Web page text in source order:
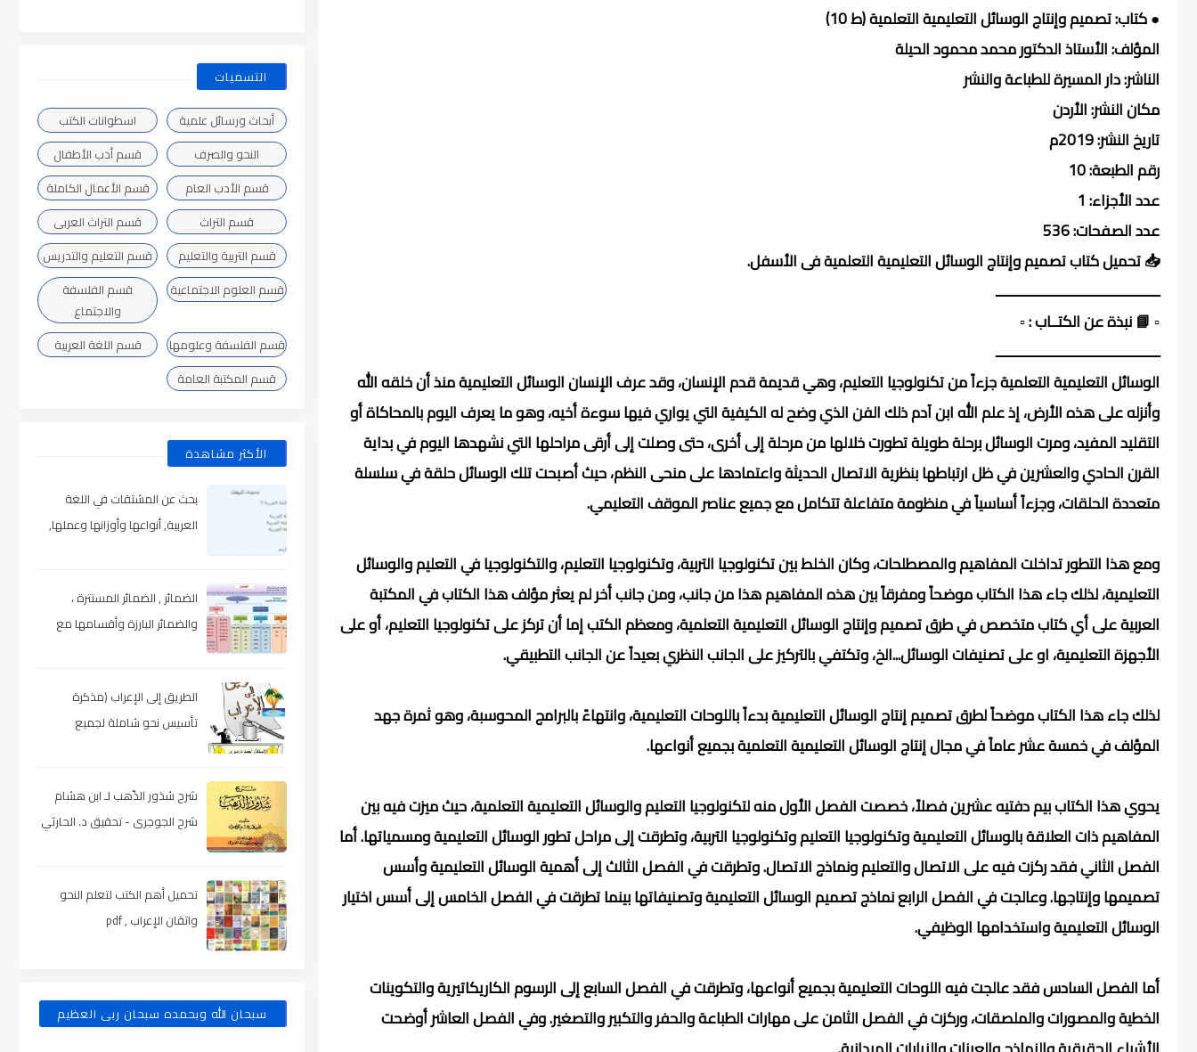
● كتاب: تصميم وإنتاج الوسائل التعليمية التعلمية (ط 10)
المؤلف: الأستاذ الدكتور محمد محمود الحيلة
الناشر: دار المسيرة للطباعة والنشر
مكان النشر: الأردن
تاريخ النشر: 2019م
رقم الطبعة: 10
عدد الأجزاء: 1
عدد الصفحات: 536
📥 تحميل كتاب تصميم وإنتاج الوسائل التعليمية التعلمية فى الأسفل.
ــــــــــــــــــــــــــــــــــــــــــــــ
▫️ 📘 نبذة عن الكتــاب : ▫️
ــــــــــــــــــــــــــــــــــــــــــــــ
الوسائل التعليمية التعلمية جزءاً من تكنولوجيا التعليم، وهي قديمة قدم الإنسان، وقد عرف الإنسان الوسائل التعليمية منذ أن خلقه الله
وأنزله على هذه الأرض، إذ علم الله ابن آدم ذلك الفن الذي وضح له الكيفية التي يواري فيها سوءة أخيه، وهو ما يعرف اليوم بالمحاكاة أو
التقليد المفيد، ومرت الوسائل برحلة طويلة تطورت خلالها من مرحلة إلى أخرى، حتى وصلت إلى أرقى مراحلها التي نشهدها اليوم في بداية
القرن الحادي والعشرين في ظل ارتباطها بنظرية الاتصال الحديثة واعتمادها على منحى النظم، حيث أصبحت تلك الوسائل حلقة في سلسلة
متعددة الحلقات، وجزءاً أساسياً في منظومة متفاعلة تتكامل مع جميع عناصر الموقف التعليمي.
ومع هذا التطور تداخلت المفاهيم والمصطلحات، وكان الخلط بين تكنولوجيا التربية، وتكنولوجيا التعليم، والتكنولوجيا في التعليم والوسائل
التعليمية، لذلك جاء هذا الكتاب موضحاً ومفرقاً بين هذه المفاهيم هذا من جانب، ومن جانب أخر لم يعثر مؤلف هذا الكتاب في المكتبة
العربية على أي كتاب متخصص في طرق تصميم وإنتاج الوسائل التعليمية التعلمية، ومعظم الكتب إما أن تركز على تكنولوجيا التعليم، أو على
الأجهزة التعليمية، او على تصنيفات الوسائل...الخ، وتكتفي بالتركيز على الجانب النظري بعيداً عن الجانب التطبيقي.
لذلك جاء هذا الكتاب موضحاً لطرق تصميم إنتاج الوسائل التعليمية بدءاً باللوحات التعليمية، وانتهاءً بالبرامج المحوسبة، وهو ثمرة جهد
المؤلف في خمسة عشر عاماً في مجال إنتاج الوسائل التعليمية التعلمية بجميع أنواعها.
يحوي هذا الكتاب بيم دفتيه عشرين فصلاً، خصصت الفصل الأول منه لتكنولوجيا التعليم والوسائل التعليمية التعلمية، حيث ميزت فيه بين
المفاهيم ذات العلاقة بالوسائل التعليمية وتكنولوجيا التعليم وتكنولوجيا التربية، وتطرقت إلى مراحل تطور الوسائل التعليمية ومسمياتها. أما
الفصل الثاني فقد ركزت فيه على الاتصال والتعليم ونماذج الاتصال. وتطرقت في الفصل الثالث إلى أهمية الوسائل التعليمية وأسس
تصميمها وإنتاجها. وعالجت في الفصل الرابع نماذج تصميم الوسائل التعليمية وتصنيفاتها بينما تطرقت في الفصل الخامس إلى أسس اختيار
الوسائل التعليمية واستخدامها الوظيفي.
أما الفصل السادس فقد عالجت فيه اللوحات التعليمية بجميع أنواعها، وتطرقت في الفصل السابع إلى الرسوم الكاريكاتيرية والتكوينات
الخطية والمصورات والملصقات، وركزت في الفصل الثامن على مهارات الطباعة والحفر والتكبير والتصغير. وفي الفصل العاشر أوضحت
التسميات
أبحاث ورسائل علمية
اسطوانات الكتب
النحو والصرف
قسم أدب الأطفال
قسم الأدب العام
قسم الأعمال الكاملة
قسم التراث
قسم التراث العربى
قسم التربية والتعليم
قسم التعليم والتدريس
قسم العلوم الاجتماعية
قسم الفلسفة
والاجتماع
قسم الفلسفة وعلومها
قسم اللغة العربية
قسم المكتبة العامة
الأكثر مشاهدة
بحث عن المشتقات في اللغة
العربية, أنواعها وأوزانها وعملها,
الضمائر , الضمائر المستترة ،
والضمائر البارزة وأقسامها مع
الطريق إلى الإعراب (مذكرة
تأسيس نحو شاملة لجميع
شرح شذور الذّهب لـ ابن هشام
شرح الجوجرى - تحقيق د. الحارثي
تحميل أهم الكتب لتعلم النحو
واتقان الإعراب , pdf
سبحان الله وبحمده سبحان ربى العظيم